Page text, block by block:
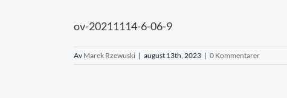
ov-20211114-6-06-9
Av Marek Rzewuski | august 13th, 2023 | 0 Kommentarer